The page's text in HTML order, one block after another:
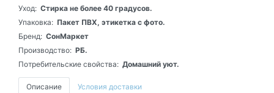
Уход: Стирка не более 40 градусов.
Упаковка: Пакет ПВХ, этикетка с фото.
Бренд: СонМаркет
Производство: РБ.
Потребительские свойства: Домашний уют.
Описание Условия доставки